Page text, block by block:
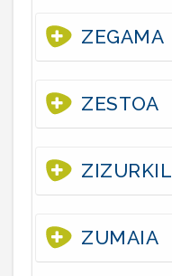
ZEGAMA
ZESTOA
ZIZURKIL
ZUMAIA